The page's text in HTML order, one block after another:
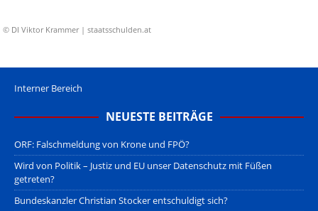
© DI Viktor Krammer | staatsschulden.at
Interner Bereich
NEUESTE BEITRÄGE
ORF: Falschmeldung von Krone und FPÖ?
Wird von Politik – Justiz und EU unser Datenschutz mit Füßen
getreten?
Bundeskanzler Christian Stocker entschuldigt sich?